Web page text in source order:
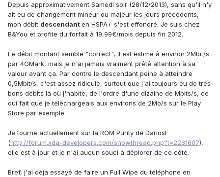
Depuis approximativement Samedi soir (28/12/2013), sans qu'il n'y
ait eu de changement mineur ou majeur les jours précédents,
mon débit descendanten HSPA+ s'est effondré. Je suis chez
B&You et profite du forfait à 19,99€/mois depuis fin 2012.
Le débit montant semble "correct", il est estimé à environ 2Mbit/s
par 4GMark, mais je n'ai jamais vraiment prêté attention à sa
valeur avant ça. Par contre le descendant peine à atteindre
0,5Mbit/s, c'est assez ridicule, surtout que j'ai toujours eu de très
bons débits là où j'habite, de l'ordre d'une dizaine de Mbits/s, ce
qui fait que je téléchargeais aux environs de 2Mo/s sur le Play
Store par exemple.
Je tourne actuellement sur la ROM Purity de DariosF
(http://forum.xda-developers.com/showthread.php?t=2281607),
elle est à jour et je n'ai aucun souci à déplorer de ce côté.
Bref, j'ai déjà essayé de faire un Full Wipe du téléphone en